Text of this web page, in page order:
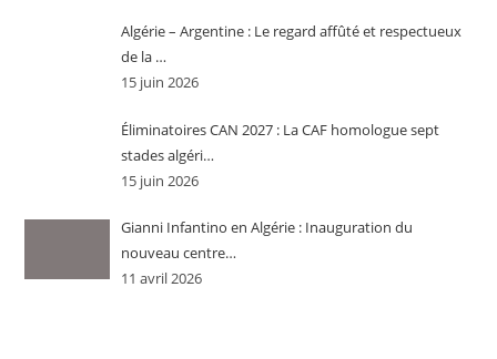
Algérie – Argentine : Le regard affûté et respectueux
de la …
15 juin 2026
Éliminatoires CAN 2027 : La CAF homologue sept
stades algéri…
15 juin 2026
Gianni Infantino en Algérie : Inauguration du
nouveau centre…
11 avril 2026